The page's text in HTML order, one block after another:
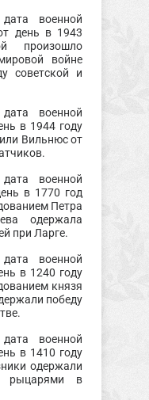
военной
день в 1943
произошло
войне
советской и
военной
в 1944 году
Вильнюс от
военной
в 1770 год
Петра
одержала
при Ларге.
военной
в 1240 году
князя
победу
военной
в 1410 году
одержали
рыцарями в